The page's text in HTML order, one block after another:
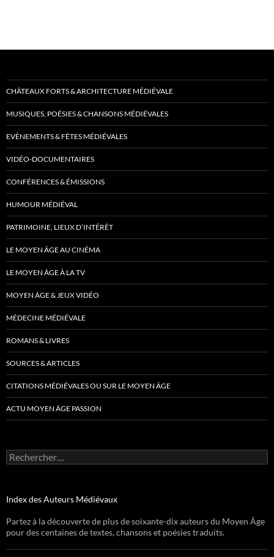
CHÂTEAUX FORTS & ARCHITECTURE MÉDIÉVALE
MUSIQUES, POÉSIES & CHANSONS MÉDIÉVALES
EVÈNEMENTS & FÊTES MÉDIÉVALES
VIDÉO-DOCUMENTAIRES
CONFÉRENCES & ÉMISSIONS
HUMOUR MÉDIÉVAL
PATRIMOINE, LIEUX D’INTÉRÊT
LE MOYEN ÂGE AU CINÉMA
LE MOYEN ÂGE À LA TV
MOYEN ÂGE & JEUX VIDÉO
MÉDECINE MÉDIÉVALE
ROMANS & LIVRES
SOURCES & ARTICLES
CITATIONS MÉDIÉVALES OU SUR LE MOYEN ÂGE
ACTU MOYEN ÂGE PASSION
Rechercher :
Index des Auteurs Médiévaux
Partez à la découverte de plus de soixante-dix auteurs du Moyen Âge
pour des centaines de textes, chansons et poésies traduits.